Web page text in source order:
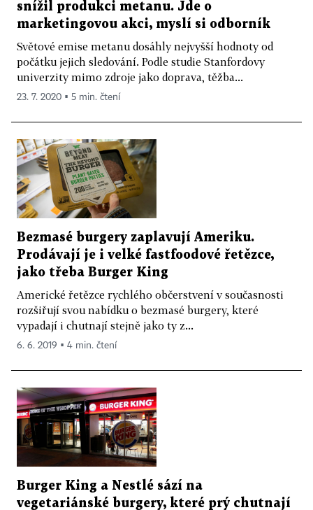
snížil produkci metanu. Jde o
marketingovou akci, myslí si odborník
Světové emise metanu dosáhly nejvyšší hodnoty od
počátku jejich sledování. Podle studie Stanfordovy
univerzity mimo zdroje jako doprava, těžba...
23. 7. 2020 ▪ 5 min. čtení
Bezmasé burgery zaplavují Ameriku.
Prodávají je i velké fastfoodové řetězce,
jako třeba Burger King
Americké řetězce rychlého občerstvení v současnosti
rozšiřují svou nabídku o bezmasé burgery, které
vypadají i chutnají stejně jako ty z...
6. 6. 2019 ▪ 4 min. čtení
Burger King a Nestlé sází na
vegetariánské burgery, které prý chutnají